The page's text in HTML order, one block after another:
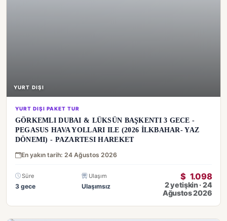
YURT DIŞI
YURT DIŞI PAKET TUR
GÖRKEMLI DUBAI & LÜKSÜN BAŞKENTI 3 GECE -
PEGASUS HAVA YOLLARI ILE (2026 İLKBAHAR- YAZ
DÖNEMI) - PAZARTESI HAREKET
En yakın tarih: 24 Ağustos 2026
Süre
3 gece
Ulaşım
Ulaşımsız
$ 1.098
2 yetişkin · 24
Ağustos 2026